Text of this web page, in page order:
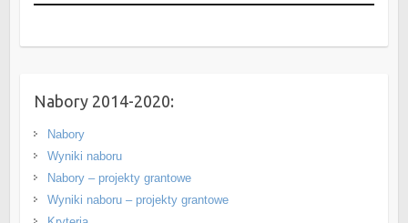
Nabory 2014-2020:
Nabory
Wyniki naboru
Nabory – projekty grantowe
Wyniki naboru – projekty grantowe